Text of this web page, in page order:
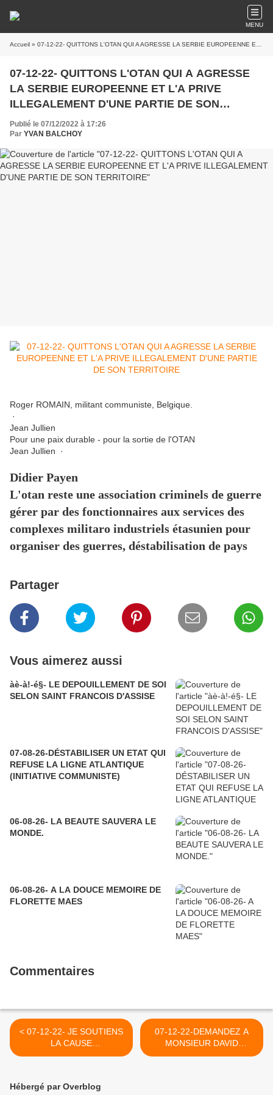
MENU
Accueil » 07-12-22- QUITTONS L'OTAN QUI A AGRESSE LA SERBIE EUROPEENNE ET L'A PRIVE ILLEGALEMENT D'UNE PARTIE DE SON TERRITOIRE
07-12-22- QUITTONS L'OTAN QUI A AGRESSE
LA SERBIE EUROPEENNE ET L'A PRIVE
ILLEGALEMENT D'UNE PARTIE DE SON
TERRITOIRE
Publié le 07/12/2022 à 17:26
Par YVAN BALCHOY
Roger ROMAIN, militant communiste, Belgique.
·
Jean Jullien
Pour une paix durable - pour la sortie de l'OTAN
Jean Jullien ·
Didier Payen
L'otan reste une association criminels de guerre
gérer par des fonctionnaires aux services des
complexes militaro industriels étasunien pour
organiser des guerres, déstabilisation de pays
Partager
Vous aimerez aussi
àè-à!-é§- LE DEPOUILLEMENT DE SOI
SELON SAINT FRANCOIS D'ASSISE
07-08-26-DÉSTABILISER UN ETAT QUI
REFUSE LA LIGNE ATLANTIQUE
(INITIATIVE COMMUNISTE)
06-08-26- LA BEAUTE SAUVERA LE
MONDE.
06-08-26- A LA DOUCE MEMOIRE DE
FLORETTE MAES
Commentaires
< 07-12-22- JE SOUTIENS
LA CAUSE
PALESTINIENNE
DE L'UNION
07-12-22-DEMANDEZ A
MONSIEUR DAVID
PUJADAS DE LCI CE QU'IL
Hébergé par Overblog